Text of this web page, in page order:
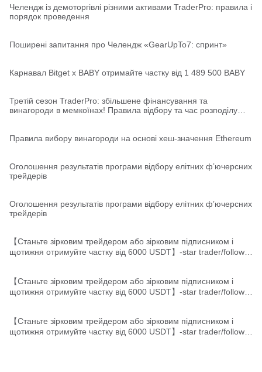
Челендж із демоторгівлі різними активами TraderPro: правила і
порядок проведення
Поширені запитання про Челендж «GearUpTo7: спринт»
Карнавал Bitget x BABY отримайте частку від 1 489 500 BABY
Третій сезон TraderPro: збільшене фінансування та
винагороди в мемкоїнах! Правила відбору та час розподілу
Правила вибору винагороди на основі хеш-значення Ethereum
Оголошення результатів програми відбору елітних фʼючерсних
трейдерів
Оголошення результатів програми відбору елітних фʼючерсних
трейдерів
【Станьте зірковим трейдером або зірковим підписником і
щотижня отримуйте частку від 6000 USDT】-star trader/follower
【Станьте зірковим трейдером або зірковим підписником і
щотижня отримуйте частку від 6000 USDT】-star trader/follower
【Станьте зірковим трейдером або зірковим підписником і
щотижня отримуйте частку від 6000 USDT】-star trader/follower